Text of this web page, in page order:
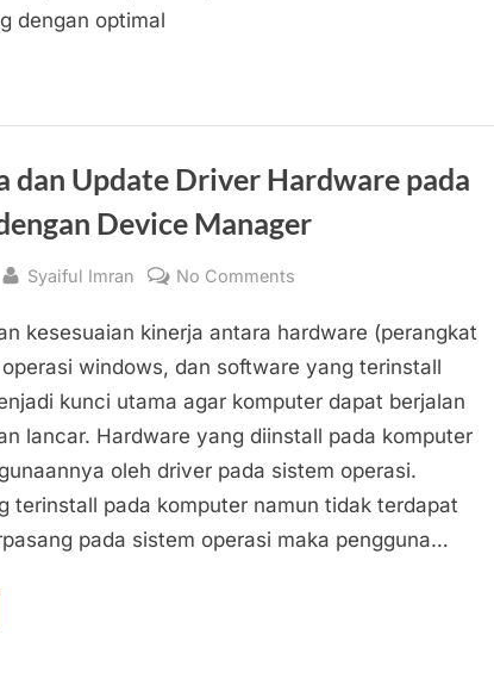
Windows
Hardware
Komputer
dengan optimal
dan Update Driver Hardware pada
Device Manager
By
Syaiful Imran No Comments
dan
Update
Driver
Hardware
pada
Windows
dengan
Device
kesesuaian kinerja antara hardware (perangkat
windows, dan software yang terinstall
kunci utama agar komputer dapat berjalan
lancar. Hardware yang diinstall pada komputer
oleh driver pada sistem operasi.
terinstall pada komputer namun tidak terdapat
pada sistem operasi maka pengguna…